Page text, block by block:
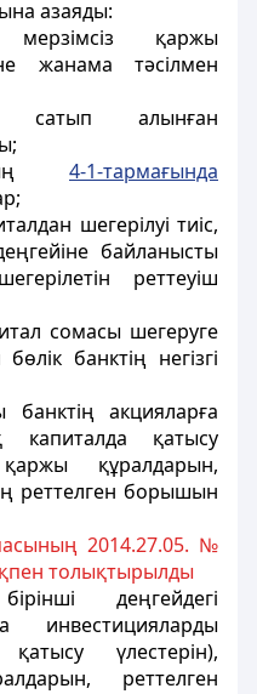
азаяды:
мерзімсіз қаржы
жанама тәсілмен
сатып алынған
4-1-тармағында
шегерілуі тиіс,
байланысты
реттеуіш
сомасы шегеруге
банктің негізгі
банктің акцияларға
капиталда қатысу
қаржы құралдарын,
реттелген борышын
2014.27.05. №
толықтырылды
деңгейдегі
инвестицияларды
үлестерін),
реттелген